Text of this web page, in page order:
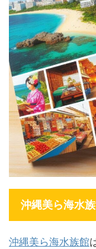
沖縄美ら海水
沖縄美ら海水族館